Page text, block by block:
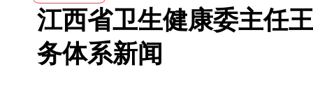
江西省卫生健康委主任
务体系新闻